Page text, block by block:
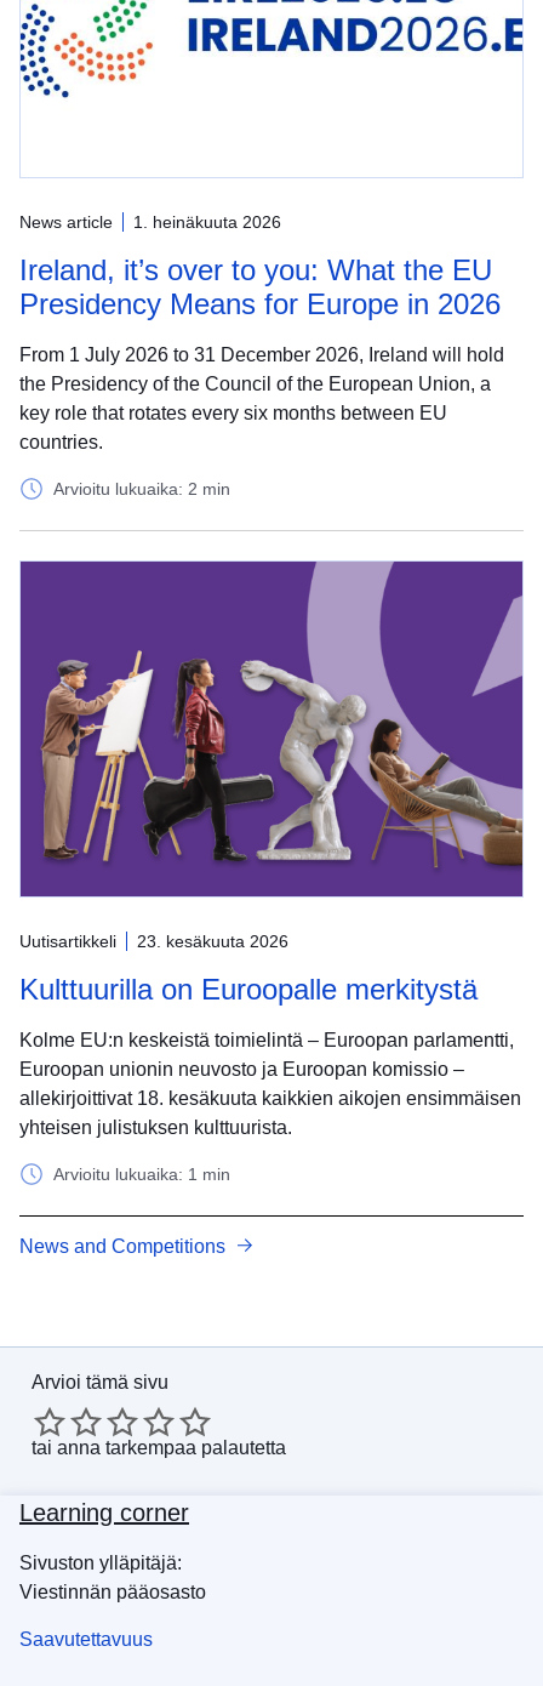
News article 1. heinäkuuta 2026
Ireland, it’s over to you: What the EU
Presidency Means for Europe in 2026
From 1 July 2026 to 31 December 2026, Ireland will hold
the Presidency of the Council of the European Union, a
key role that rotates every six months between EU
countries.
Arvioitu lukuaika: 2 min
Uutisartikkeli 23. kesäkuuta 2026
Kulttuurilla on Euroopalle merkitystä
Kolme EU:n keskeistä toimielintä – Euroopan parlamentti,
Euroopan unionin neuvosto ja Euroopan komissio –
allekirjoittivat 18. kesäkuuta kaikkien aikojen ensimmäisen
yhteisen julistuksen kulttuurista.
Arvioitu lukuaika: 1 min
News and Competitions
Arvioi tämä sivu
tai anna tarkempaa palautetta
Learning corner
Sivuston ylläpitäjä:
Viestinnän pääosasto
Saavutettavuus